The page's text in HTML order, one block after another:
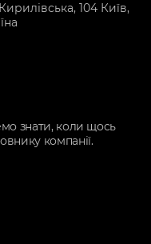
104 Київ,
знати, коли щось
компанії.